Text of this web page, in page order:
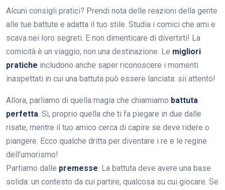
Alcuni consigli pratici? Prendi nota delle reazioni della gente
alle tue battute e adatta il tuo stile. Studia i comici che ami e
scava nei loro segreti. E non dimenticare di divertirti! La
comicità è un viaggio, non una destinazione. Le migliori
pratiche includono anche saper riconoscere i momenti
inaspettati in cui una battuta può essere lanciata: sii attento!
Allora, parliamo di quella magia che chiamiamo battuta
perfetta. Sì, proprio quella che ti fa piegare in due dalle
risate, mentre il tuo amico cerca di capire se deve ridere o
piangere. Ecco qualche dritta per diventare i re e le regine
dell’umorismo!
Partiamo dalle premesse. La battuta deve avere una base
solida: un contesto da cui partire, qualcosa su cui giocare. Se